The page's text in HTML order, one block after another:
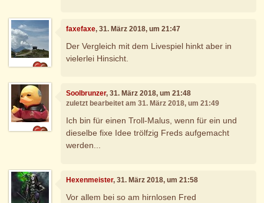
faxefaxe, 31. März 2018, um 21:47
Der Vergleich mit dem Livespiel hinkt aber in
vielerlei Hinsicht.
Soolbrunzer, 31. März 2018, um 21:48
zuletzt bearbeitet am 31. März 2018, um 21:49
Ich bin für einen Troll-Malus, wenn für ein und
dieselbe fixe Idee trölfzig Freds aufgemacht
werden...
Hexenmeister, 31. März 2018, um 21:58
Vor allem bei so am hirnlosen Fred